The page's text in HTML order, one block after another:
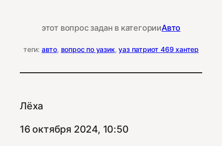
этот вопрос задан в категорииАвто
теги: авто, вопрос по уазик, уаз патриот 469 хантер
Лёха
16 октября 2024, 10:50